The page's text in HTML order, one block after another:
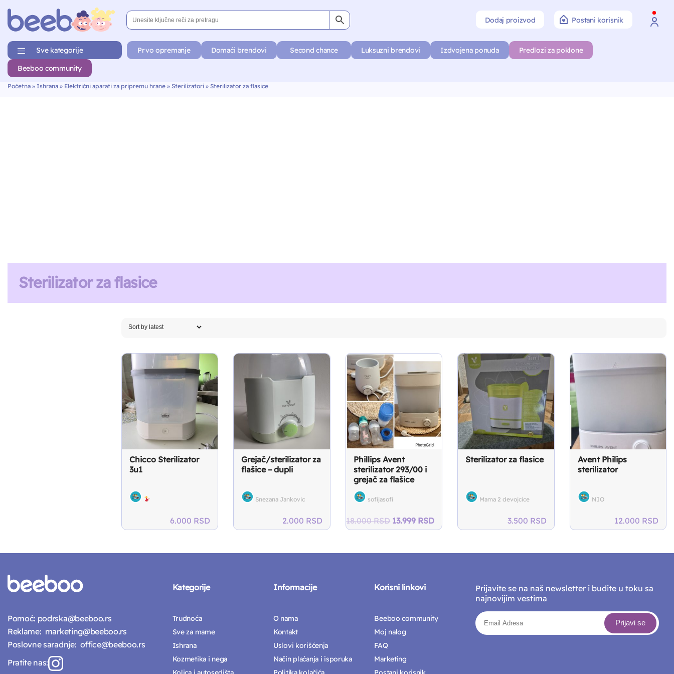
Dodaj proizvod Postani korisnik
Sve kategorije Prvo opremanje Domaći brendovi Second chance Luksuzni brendovi Izdvojena ponuda
Predlozi za poklone
Beeboo community
Početna » Ishrana » Električni aparati za pripremu hrane » Sterilizatori » Sterilizator za flasice
Sterilizator za flasice
Chicco Sterilizator
3u1
6.000 RSD
Grejač/sterilizator za
flašice – dupli
Snezana Jankovic
2.000 RSD
Phillips Avent
sterilizator 293/00 i
grejač za flašice
358/00
sofijasofi
18.000RSD Original
price
13.999 RSDCurrent
price
Sterilizator za flasice
Mama 2 devojcice
3.500 RSD
Avent Philips
sterilizator
NIO
12.000 RSD
Pomoć: podrska@beeboo.rs
Reklame: marketing@beeboo.rs
Poslovne saradnje: office@beeboo.rs
Pratite nas:
Kategorije
Trudnoća
Sve za mame
Ishrana
Kozmetika i nega
Informacije
O nama
Kontakt
Uslovi korišćenja
Način plaćanja i isporuka
Korisni linkovi
Beeboo community
Moj nalog
FAQ
Marketing
Prijavite se na naš newsletter i budite u toku sa
najnovijim vestima